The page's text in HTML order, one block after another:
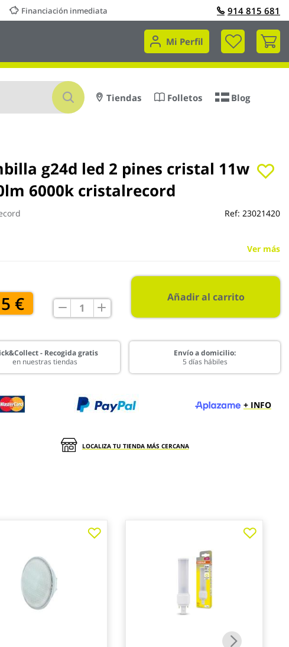
Financiación inmediata 914 815 681
Mi Perfil
Mi
Buscar
Tiendas Folletos Blog
g24d led 2 pines cristal 11w
6000k cristalrecord
Ref: 23021420
Ver más
€ Añadir al carrito
- Recogida gratis
en nuestras tiendas
Envío a domicilio:
5 días hábiles
+ INFO
LOCALIZA TU TIENDA MÁS CERCANA